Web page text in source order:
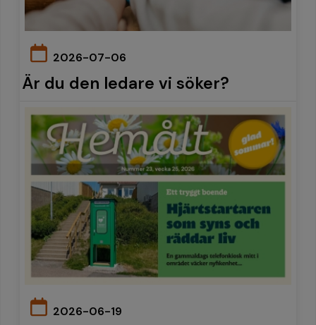
2026-07-06
Är du den ledare vi söker?
2026-06-19